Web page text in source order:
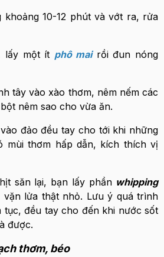
10-12 phút và vớt ra, rửa
lấy một ít phô mairồi đun nóng
tây vào xào thơm, nêm nếm các
nêm sao cho vừa ăn.
đảo đều tay cho tới khi những
mùi thơm hấp dẫn, kích thích vị
săn lại, bạn lấy phần whipping
lửa thật nhỏ. Lưu ý quá trình
tục, đều tay cho đến khi nước sốt
được.
thơm, béo